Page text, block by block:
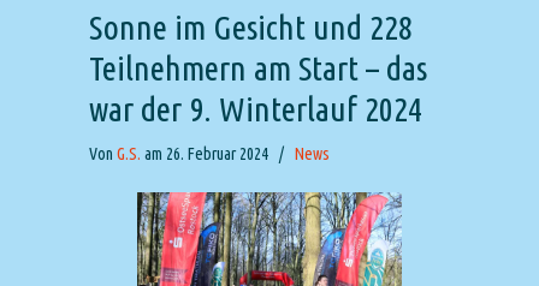
Sonne im Gesicht und 228
Teilnehmern am Start – das
war der 9. Winterlauf 2024
Von G.S. am 26. Februar 2024 / News